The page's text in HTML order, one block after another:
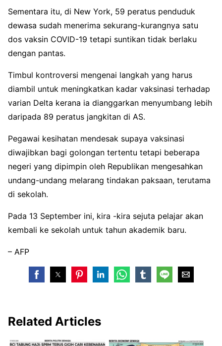
Sementara itu, di New York, 59 peratus penduduk
dewasa sudah menerima sekurang-kurangnya satu
dos vaksin COVID-19 tetapi suntikan tidak berlaku
dengan pantas.
Timbul kontroversi mengenai langkah yang harus
diambil untuk meningkatkan kadar vaksinasi terhadap
varian Delta kerana ia dianggarkan menyumbang lebih
daripada 89 peratus jangkitan di AS.
Pegawai kesihatan mendesak supaya vaksinasi
diwajibkan bagi golongan tertentu tetapi beberapa
negeri yang dipimpin oleh Republikan mengesahkan
undang-undang melarang tindakan paksaan, terutama
di sekolah.
Pada 13 September ini, kira -kira sejuta pelajar akan
kembali ke sekolah untuk tahun akademik baru.
– AFP
Related Articles